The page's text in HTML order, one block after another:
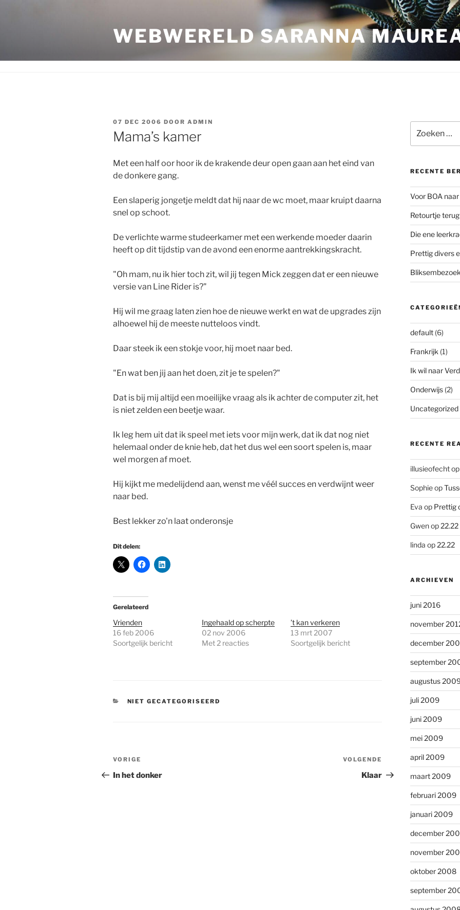
WEBWERELD SARANNA
GEPLAATST
OP
07 DEC 2006 DOOR ADMIN
Mama’s kamer
Met een half oor hoor ik de krakende deur open gaan aan het eind van
de donkere gang.
Een slaperig jongetje meldt dat hij naar de wc moet, maar kruipt daarna
snel op schoot.
De verlichte warme studeerkamer met een werkende moeder daarin
heeft op dit tijdstip van de avond een enorme aantrekkingskracht.
"Oh mam, nu ik hier toch zit, wil jij tegen Mick zeggen dat er een nieuwe
versie van Line Rider is?"
Hij wil me graag laten zien hoe de nieuwe werkt en wat de upgrades zijn
alhoewel hij de meeste nutteloos vindt.
Daar steek ik een stokje voor, hij moet naar bed.
"En wat ben jij aan het doen, zit je te spelen?"
Dat is bij mij altijd een moeilijke vraag als ik achter de computer zit, het
is niet zelden een beetje waar.
Ik leg hem uit dat ik speel met iets voor mijn werk, dat ik dat nog niet
helemaal onder de knie heb, dat het dus wel een soort spelen is, maar
wel morgen af moet.
Hij kijkt me medelijdend aan, wenst me véél succes en verdwijnt weer
naar bed.
Best lekker zo'n laat onderonsje
Dit delen:
Gerelateerd
Vrienden
16 feb 2006
Soortgelijk bericht
Ingehaald op scherpte
02 nov 2006
Met 2 reacties
’t kan verkeren
13 mrt 2007
Soortgelijk bericht
CATEGORIEËN
NIET GECATEGORISEERD
Bericht
navigatie
Vorig
bericht
VORIGE
In het donker
Volgend
bericht
VOLGENDE
Klaar
naar:
RECENTE
Voor BOA
Retourtje
Die ene
Prettig divers
default(6)
Frankrijk (1)
Ik wil naar
Onderwijs(2)
Uncategorized
RECENTE
illusieofechtop
Sophieop
Eva op Prettig
Gwenop22.22
linda op22.22
ARCHIEVEN
juni 2016
november
december
september
augustus
juli 2009
juni 2009
mei 2009
april 2009
maart 2009
februari 2009
januari 2009
december
november
oktober 2008
september